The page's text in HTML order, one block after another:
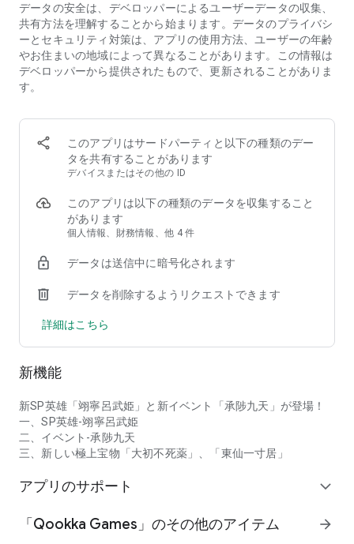
お気に入りの彼女と温泉に浸かり語り合い、強い絆を築いてい
く
さらにミニゲームが盛りだくさん！強くなる道はほのぼの幸
せ！
【頼もしい加速アシスタント：「赤兎」】
トレスなし！
日課に悩まされることなく、美少女たちと楽しい時間を過ごし
ましょう！
阿部菜摘子、石狩勇気、石毛翔弥、石田彰、伊藤静、井上麻里
奈、今井麻美、入江直樹、閻子丹、大羽武士、小野寺悠貴、加
隈亜衣、梶裕貴、株元英彰、川田祐、城内由茄子、鬼頭明里、
慎也、櫻井孝宏、島﨑信長、杉田智和、関幸司、竹達彩奈、田
菜、濱本大史、速水奨、日高里菜、堀内賢雄、前田啓太、松岡
【関連情報】
https://orientarcadia.qookkagames.jp/site
◆公式ツイッター
https://twitter.com/Oriaka_jp
◆利用規約
https://r.qookkagames.jp/p/r/617a162ec90ecb0aa8590178
データの安全は、デベロッパーによるユーザーデータの収集、
共有方法を理解することから始まります。データのプライバシ
ーとセキュリティ対策は、アプリの使用方法、ユーザーの年齢
やお住まいの地域によって異なることがあります。この情報は
デベロッパーから提供されたもので、更新されることがありま
す。
このアプリはサードパーティと以下の種類のデー
タを共有することがあります
デバイスまたはその他の ID
このアプリは以下の種類のデータを収集すること
があります
個人情報、財務情報、他 4 件
データは送信中に暗号化されます
データを削除するようリクエストできます
詳細はこちら
新機能
新SP英雄「翊寧呂武姫」と新イベント「承陟九天」が登場！
一、SP英雄-翊寧呂武姫
二、イベント-承陟九天
三、新しい極上宝物「大初不死薬」、「東仙一寸居」
アプリのサポート expand_more
「Qookka Games」のその他のアイテム arrow_forward